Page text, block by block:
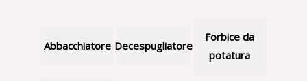
Abbacchiatore Decespugliatore
Forbice da
potatura